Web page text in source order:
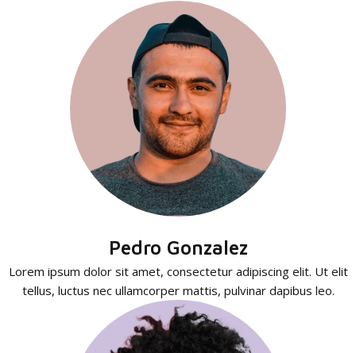
Pedro Gonzalez
Lorem ipsum dolor sit amet, consectetur adipiscing elit. Ut elit
tellus, luctus nec ullamcorper mattis, pulvinar dapibus leo.